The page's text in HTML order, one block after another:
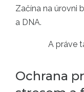
Začína na úrovni
a DNA.
A práve
Ochrana